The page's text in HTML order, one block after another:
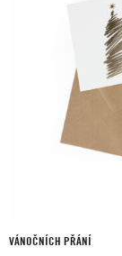
VÁNOČNÍCH PŘÁNÍ